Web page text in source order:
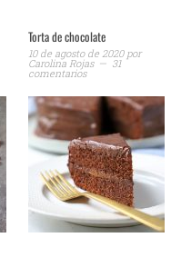
Torta de chocolate
10 de agosto de 2020por
Carolina Rojas 31
comentarios